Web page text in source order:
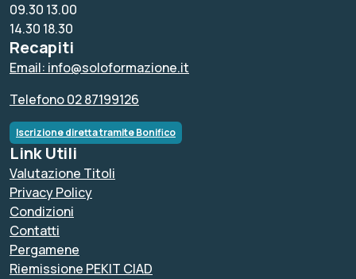
09.30 13.00
14.30 18.30
Recapiti
Email: info@soloformazione.it
Telefono 02 87199126
Iscrizione diretta tramite Bonifico
Link Utili
Valutazione Titoli
Privacy Policy
Condizioni
Contatti
Pergamene
Riemissione PEKIT CIAD